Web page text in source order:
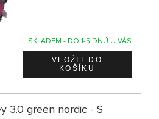
SKLADEM - DO 1-5 DNŮ U VÁS
3.0 green nordic - S